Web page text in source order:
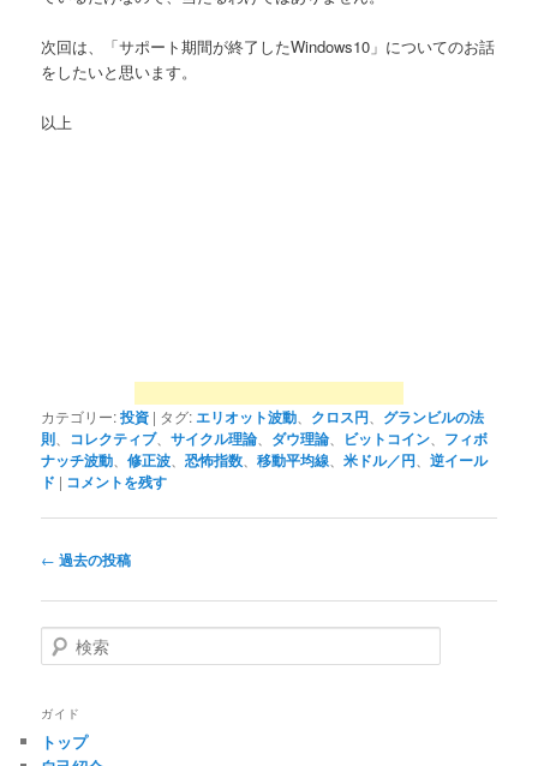
次回は、「サポート期間が終了したWindows10」についてのお話
をしたいと思います。
以上
カテゴリー:投資 | タグ: エリオット波動 クロス円
グランビルの法
則
コレクティブ、サイクル理論 ダウ理論 ビットコイン
フィボ
ナッチ波動 、修正波 、恐怖指数 、移動平均線 、米ドル／円 、逆イール
ド | コメントを残す
投
ナ
ビ
ゲ
シ
ョ
ン
← 過去の投稿
検
索
ガイド
トップ